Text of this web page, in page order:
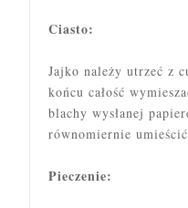
Ciasto:
Jajko należy utrzeć z
końcu całość
blachy wysłanej
równomiernie
Pieczenie: